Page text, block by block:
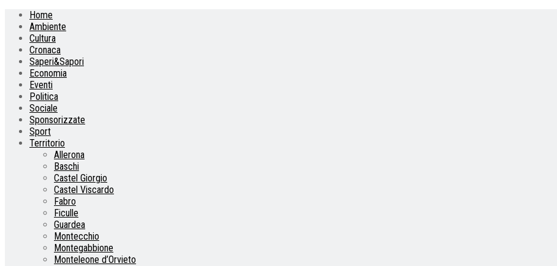
Home
Ambiente
Cultura
Cronaca
Saperi&Sapori
Economia
Eventi
Politica
Sociale
Sponsorizzate
Sport
Territorio
Allerona
Baschi
Castel Giorgio
Castel Viscardo
Fabro
Ficulle
Guardea
Montecchio
Montegabbione
Monteleone d’Orvieto